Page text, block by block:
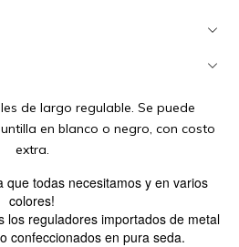
de largo regulable. Se puede
en blanco o negro, con costo
extra.
que todas necesitamos y en varios
colores!
los reguladores importados de metal
confeccionados en pura seda.